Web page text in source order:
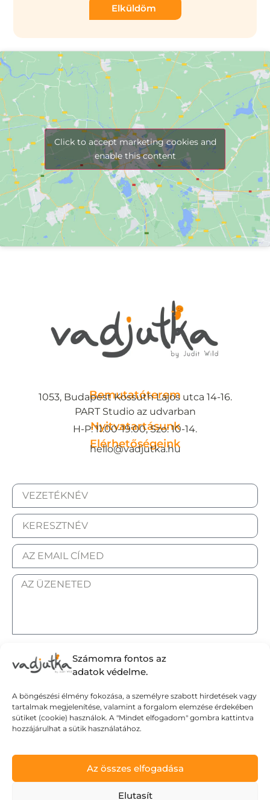
Számomra fontos az
adatok védelme.
A böngészési élmény fokozása, a személyre szabott hirdetések vagy
tartalmak megjelenítése, valamint a forgalom elemzése érdekében
sütiket (cookie) használok. A "Mindet elfogadom" gombra kattintva
hozzájárulhat a sütik használatához.
Az összes elfogadása
Elutasít
Elküldöm
Click to accept marketing cookies and
enable this content
Bemutatóterem
1053, Budapest Kossuth Lajos utca 14-16.
PART Studio az udvarban
Nyitvatartásunk
H-P: 11:00-19:00, Szo: 10-14.
Elérhetőségeink
hello@vadjutka.hu
Elküldöm
Adatvédelmi tájékoztató
Általános Szerződési Feltételek
Szállítási Feltételek